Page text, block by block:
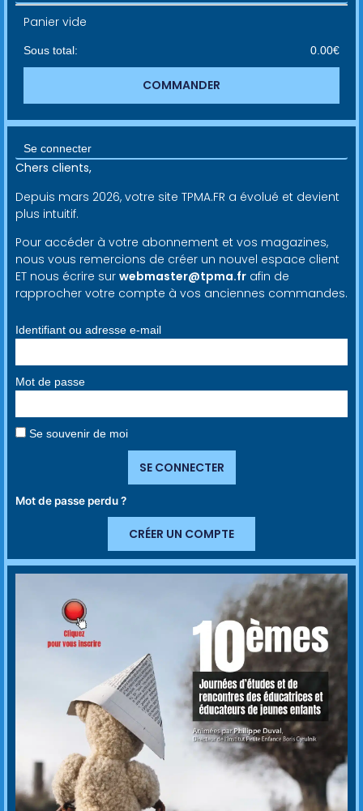
Panier vide
Sous total: 0.00€
COMMANDER
Se connecter
Chers clients,
Depuis mars 2026, votre site TPMA.FR a évolué et devient
plus intuitif.
Pour accéder à votre abonnement et vos magazines,
nous vous remercions de créer un nouvel espace client
ET nous écrire sur webmaster@tpma.fr afin de
rapprocher votre compte à vos anciennes commandes.
Identifiant ou adresse e-mail
Mot de passe
Se souvenir de moi
SE CONNECTER
Mot de passe perdu ?
CRÉER UN COMPTE